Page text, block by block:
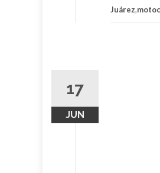
Juárez,
17
JUN